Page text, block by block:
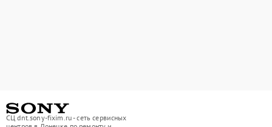
СЦ dnt.sony-fixim.ru - сеть сервисных